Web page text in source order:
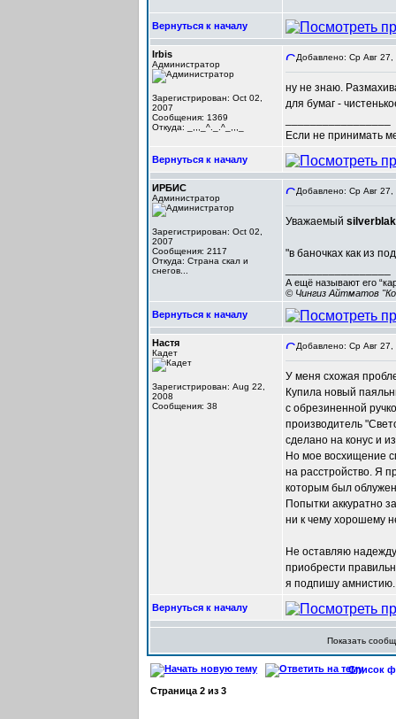
Вернуться к началу
Irbis
Администратор
Зарегистрирован: Oct 02,
2007
Сообщения: 1369
Откуда: _,,,_^._.^_,,,_
Добавлено: Ср Авг
ну не знаю.
для бумаг -
Если не принимать
Вернуться к началу
ИРБИС
Администратор
Зарегистрирован: Oct 02,
2007
Сообщения: 2117
Откуда: Cтрана скал и
снегов...
Добавлено: Ср Авг
Уважаемый silverblak
"в баночках как из
А ещё называют его
© Чингиз Айтматов
Вернуться к началу
Настя
Кадет
Зарегистрирован: Aug 22,
2008
Сообщения: 38
Добавлено: Ср Авг
У меня схожая
Купила новый
с обрезиненной
производитель
сделано на конус и
Но мое восхищение
на расстройство. Я
которым был облужен
Попытки аккуратно
ни к чему хорошему
Не оставляю
приобрести
я подпишу амнистию.
Вернуться к началу
Показать
Список
Страница 2 из 3